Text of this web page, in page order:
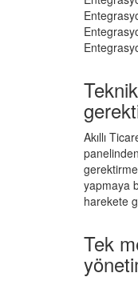
Akıllı
yapmaya
harekete
Tek